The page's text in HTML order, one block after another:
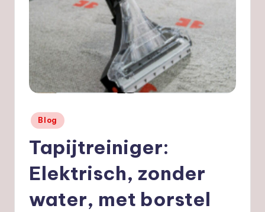
o
nlGeplaatst
in
Blog
Tapijtreiniger:
Elektrisch, zonder
water, met borstel